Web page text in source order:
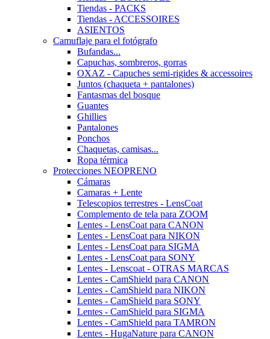
Tiendas - PACKS
Tiendas - ACCESSOIRES
ASIENTOS
Camuflaje para el fotógrafo
Bufandas...
Capuchas, sombreros, gorras
OXAZ - Capuches semi-rigides & accessoires
Juntos (chaqueta + pantalones)
Fantasmas del bosque
Guantes
Ghillies
Pantalones
Ponchos
Chaquetas, camisas...
Ropa térmica
Protecciones NEOPRENO
Cámaras
Camaras + Lente
Telescopios terrestres - LensCoat
Complemento de tela para ZOOM
Lentes - LensCoat para CANON
Lentes - LensCoat para NIKON
Lentes - LensCoat para SIGMA
Lentes - LensCoat para SONY
Lentes - Lenscoat - OTRAS MARCAS
Lentes - CamShield para CANON
Lentes - CamShield para NIKON
Lentes - CamShield para SONY
Lentes - CamShield para SIGMA
Lentes - CamShield para TAMRON
Lentes - HugaNature para CANON